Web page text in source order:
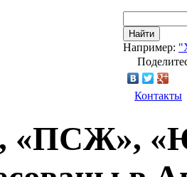
Найти
Например:
Контакты
«ПСЖ»,